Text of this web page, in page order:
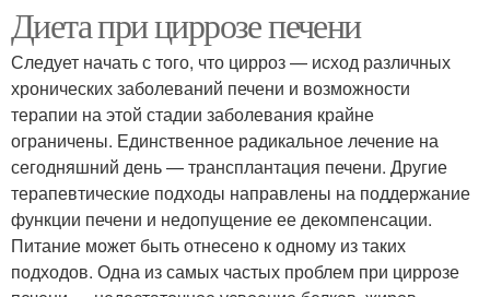
Диета при циррозе печени
Следует начать с того, что цирроз — исход различных
хронических заболеваний печени и возможности
терапии на этой стадии заболевания крайне
ограничены. Единственное радикальное лечение на
сегодняшний день — трансплантация печени. Другие
терапевтические подходы направлены на поддержание
функции печени и недопущение ее декомпенсации.
Питание может быть отнесено к одному из таких
подходов. Одна из самых частых проблем при циррозе